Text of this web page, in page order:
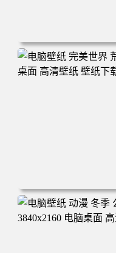
电脑壁纸 动漫 无限 罗
鹿野师姐 电脑桌面 高清
电脑壁纸 完美世界 荒
高清壁纸 壁纸下载 壁纸